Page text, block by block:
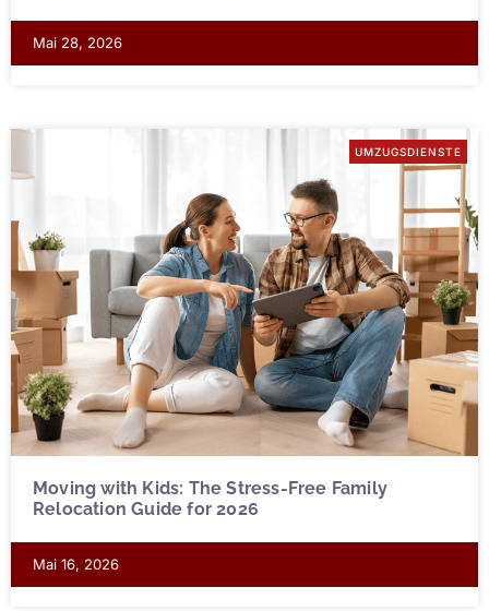
Mai 28, 2026
UMZUGSDIENSTE
Moving with Kids: The Stress-Free Family
Relocation Guide for 2026
Mai 16, 2026